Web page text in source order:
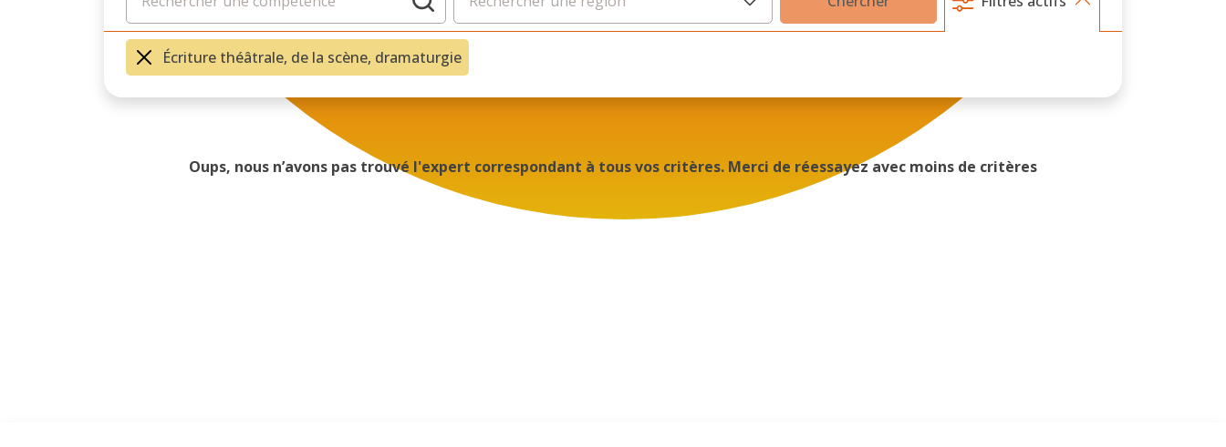
Écriture théâtrale, de la scène, dramaturgie
Oups, nous n’avons pas trouvé l'expert correspondant à tous vos critères. Merci de réessayez avec moins de critères